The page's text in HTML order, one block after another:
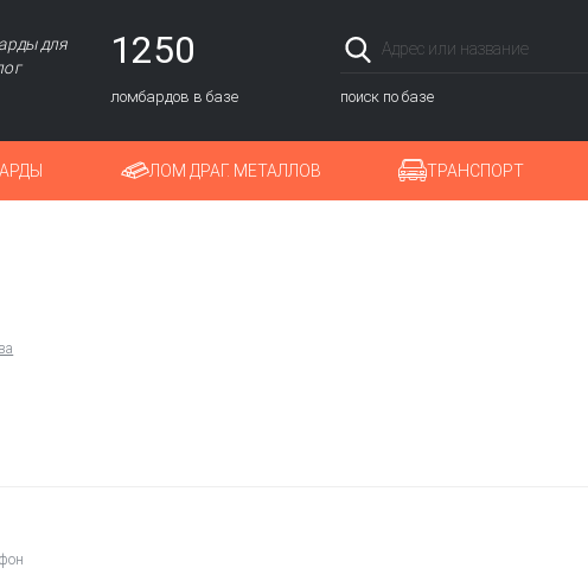
для
1250
ломбардов в базе поиск по базе
ЛОМ ДРАГ. МЕТАЛЛОВ ТРАНСПОРТ